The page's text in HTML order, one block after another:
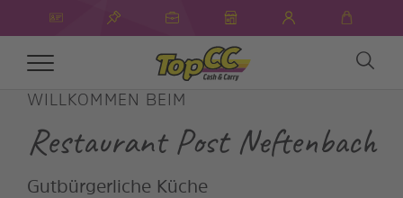
Toggle
WILLKOMMEN BEIM
Restaurant Post Neftenbach
Gutbürgerliche Küche